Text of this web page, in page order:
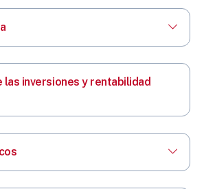
las inversiones y rentabilidad